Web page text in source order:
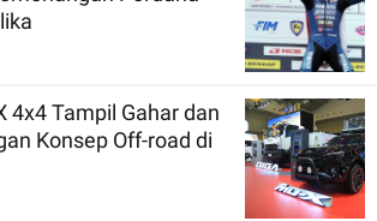
4x4 Tampil Gahar dan
Konsep Off-road di